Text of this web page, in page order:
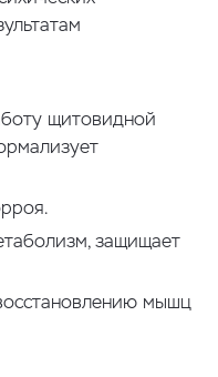
щитовидной
защищает
мышц